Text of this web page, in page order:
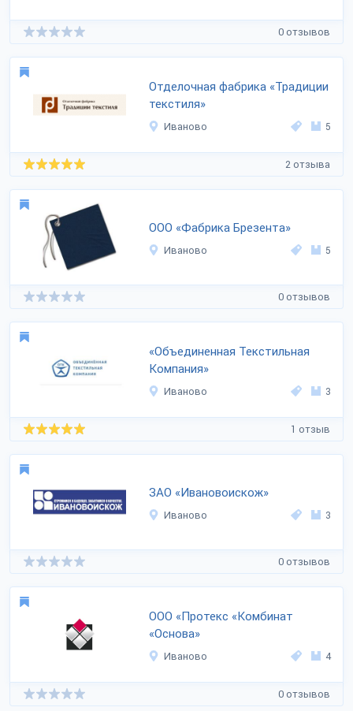
0 отзывов
Отделочная фабрика «Традиции
текстиля»
Иваново 5
2 отзыва
ООО «Фабрика Брезента»
Иваново 5
0 отзывов
«Объединенная Текстильная
Компания»
Иваново 3
1 отзыв
ЗАО «Ивановоискож»
Иваново 3
0 отзывов
ООО «Протекс «Комбинат
«Основа»
Иваново 4
0 отзывов